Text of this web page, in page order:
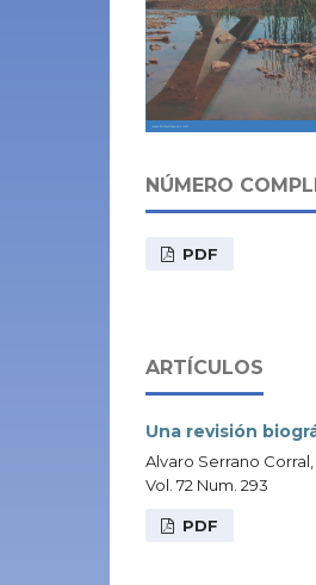
NÚMERO
PDF
ARTÍCULOS
Una revisión
Alvaro Serrano
Vol. 72 Num. 293
PDF